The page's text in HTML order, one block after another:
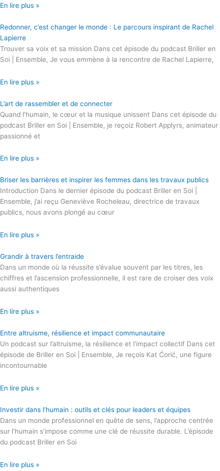
En lire plus »
Redonner, c’est changer le monde : Le parcours inspirant de Rachel
Lapierre
Trouver sa voix et sa mission Dans cet épisode du podcast Briller en
Soi | Ensemble, Je vous emmène à la rencontre de Rachel Lapierre,
En lire plus »
L’art de rassembler et de connecter
Quand l’humain, le cœur et la musique unissent Dans cet épisode du
podcast Briller en Soi | Ensemble, je reçoiz Robert Applyrs, animateur
passionné et
En lire plus »
Briser les barrières et inspirer les femmes dans les travaux publics
Introduction Dans le dernier épisode du podcast Briller en Soi |
Ensemble, j’ai reçu Geneviève Rocheleau, directrice de travaux
publics, nous avons plongé au cœur
En lire plus »
Grandir à travers l’entraide
Dans un monde où la réussite s’évalue souvent par les titres, les
chiffres et l’ascension professionnelle, il est rare de croiser des voix
aussi authentiques
En lire plus »
Entre altruisme, résilience et impact communautaire
Un podcast sur l’altruisme, la résilience et l’impact collectif Dans cet
épisode de Briller en Soi | Ensemble, Je reçois Kat Ćorić, une figure
incontournable
En lire plus »
Investir dans l’humain : outils et clés pour leaders et équipes
Dans un monde professionnel en quête de sens, l’approche centrée
sur l’humain s’impose comme une clé de réussite durable. L’épisode
du podcast Briller en Soi
En lire plus »